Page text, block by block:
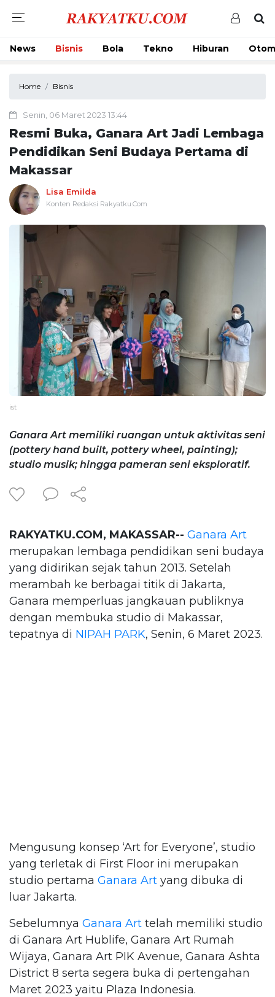
News Bisnis Bola Tekno Hiburan
Home Bisnis
Senin, 06 Maret 2023 13:44
Resmi Buka, Ganara Art Jadi Lembaga
Pendidikan Seni Budaya Pertama di
Makassar
Lisa Emilda
Konten Redaksi Rakyatku.Com
ist
Ganara Art memiliki ruangan untuk aktivitas seni
(pottery hand built, pottery wheel, painting);
studio musik; hingga pameran seni eksploratif.
RAKYATKU.COM, MAKASSAR-- Ganara Art
merupakan lembaga pendidikan seni budaya
yang didirikan sejak tahun 2013. Setelah
merambah ke berbagai titik di Jakarta,
Ganara memperluas jangkauan publiknya
dengan membuka studio di Makassar,
tepatnya di NIPAH PARK, Senin, 6 Maret 2023.
Mengusung konsep ‘Art for Everyone’, studio
yang terletak di First Floor ini merupakan
studio pertama Ganara Art yang dibuka di
luar Jakarta.
Sebelumnya Ganara Art telah memiliki studio
di Ganara Art Hublife, Ganara Art Rumah
Wijaya, Ganara Art PIK Avenue, Ganara Ashta
District 8 serta segera buka di pertengahan
Maret 2023 yaitu Plaza Indonesia.